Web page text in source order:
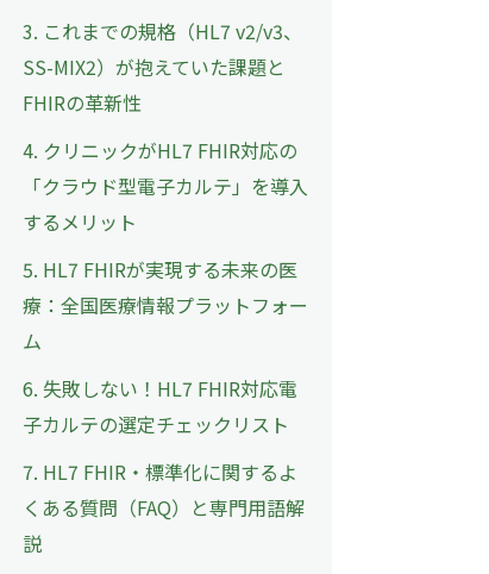
3. これまでの規格（HL7 v2/v3、
SS-MIX2）が抱えていた課題と
FHIRの革新性
4. クリニックがHL7 FHIR対応の
「クラウド型電子カルテ」を導入
するメリット
5. HL7 FHIRが実現する未来の医
療：全国医療情報プラットフォー
ム
6. 失敗しない！HL7 FHIR対応電
子カルテの選定チェックリスト
7. HL7 FHIR・標準化に関するよ
くある質問（FAQ）と専門用語解
説